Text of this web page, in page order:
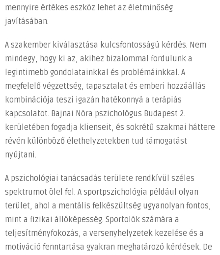
szakemberhez
fordulni?
mennyire értékes eszköz lehet az életminőség
javításában.
A szakember kiválasztása kulcsfontosságú kérdés. Nem
mindegy, hogy ki az, akihez bizalommal fordulunk a
legintimebb gondolatainkkal és problémáinkkal. A
megfelelő végzettség, tapasztalat és emberi hozzáállás
kombinációja teszi igazán hatékonnyá a terápiás
kapcsolatot. Bajnai Nóra pszichológus Budapest 2.
kerületében fogadja klienseit, és sokrétű szakmai háttere
révén különböző élethelyzetekben tud támogatást
nyújtani.
A pszichológiai tanácsadás területe rendkívül széles
spektrumot ölel fel. A sportpszichológia például olyan
terület, ahol a mentális felkészültség ugyanolyan fontos,
mint a fizikai állóképesség. Sportolók számára a
teljesítményfokozás, a versenyhelyzetek kezelése és a
motiváció fenntartása gyakran meghatározó kérdések. De